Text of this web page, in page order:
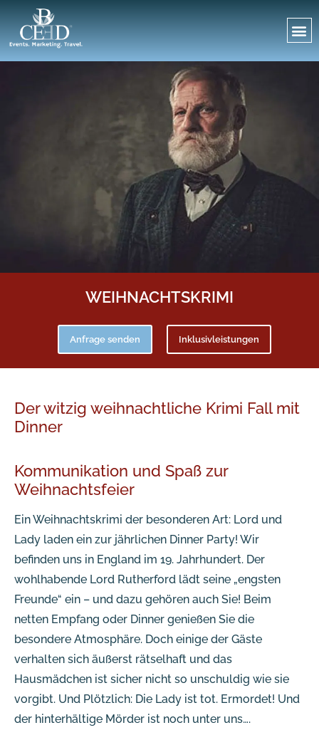
WEIHNACHTSKRIMI
Anfrage senden Inklusivleistungen
Der witzig weihnachtliche Krimi Fall mit
Dinner
Kommunikation und Spaß zur
Weihnachtsfeier
Ein Weihnachtskrimi der besonderen Art: Lord und
Lady laden ein zur jährlichen Dinner Party! Wir
befinden uns in England im 19. Jahrhundert. Der
wohlhabende Lord Rutherford lädt seine „engsten
Freunde“ ein – und dazu gehören auch Sie! Beim
netten Empfang oder Dinner genießen Sie die
besondere Atmosphäre. Doch einige der Gäste
verhalten sich äußerst rätselhaft und das
Hausmädchen ist sicher nicht so unschuldig wie sie
vorgibt. Und Plötzlich: Die Lady ist tot. Ermordet! Und
der hinterhältige Mörder ist noch unter uns….